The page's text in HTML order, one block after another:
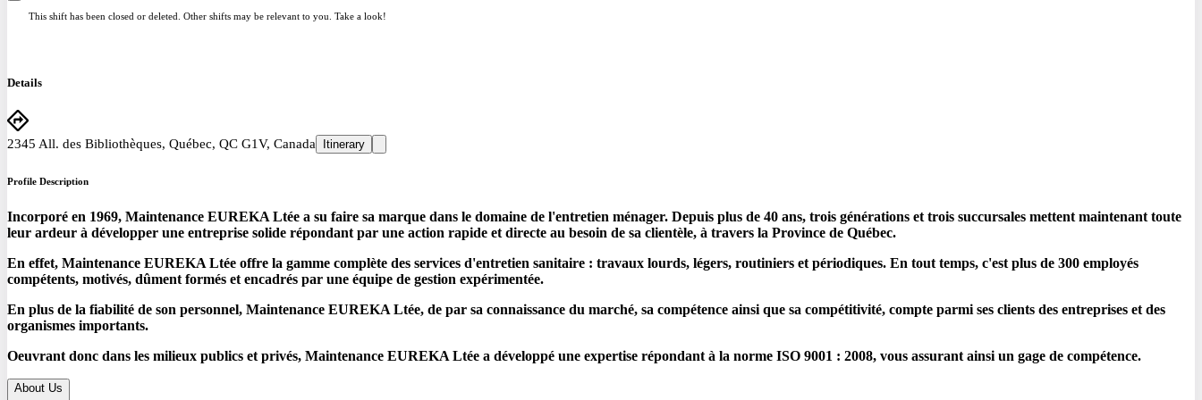
This shift has been closed or deleted. Other shifts may be relevant to you. Take a look!
Details
2345 All. des Bibliothèques, Québec, QC G1V, Canada Itinerary
Profile Description
Incorporé en 1969, Maintenance EUREKA Ltée a su faire sa marque dans le domaine de l'entretien ménager. Depuis plus de 40 ans, trois générations et trois succursales mettent maintenant toute
leur ardeur à développer une entreprise solide répondant par une action rapide et directe au besoin de sa clientèle, à travers la Province de Québec.
En effet, Maintenance EUREKA Ltée offre la gamme complète des services d'entretien sanitaire : travaux lourds, légers, routiniers et périodiques. En tout temps, c'est plus de 300 employés
compétents, motivés, dûment formés et encadrés par une équipe de gestion expérimentée.
En plus de la fiabilité de son personnel, Maintenance EUREKA Ltée, de par sa connaissance du marché, sa compétence ainsi que sa compétitivité, compte parmi ses clients des entreprises et des
organismes importants.
Oeuvrant donc dans les milieux publics et privés, Maintenance EUREKA Ltée a développé une expertise répondant à la norme ISO 9001 : 2008, vous assurant ainsi un gage de compétence.
About Us